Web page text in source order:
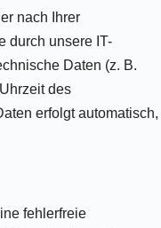
nach Ihrer
durch unsere IT-
Daten (z. B.
des
erfolgt automatisch,
fehlerfreie